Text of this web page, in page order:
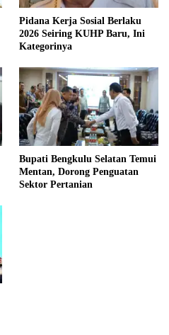
Pidana Kerja Sosial Berlaku
2026 Seiring KUHP Baru, Ini
Kategorinya
Bupati Bengkulu Selatan Temui
Mentan, Dorong Penguatan
Sektor Pertanian